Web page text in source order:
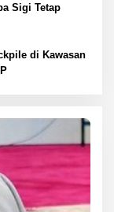
Sigi Tetap
di Kawasan